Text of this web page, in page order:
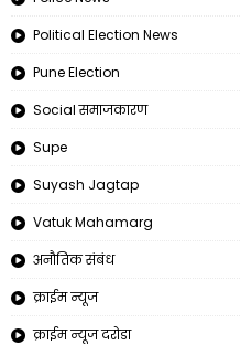
Political Election News
Pune Election
Social समाजकारण
Supe
Suyash Jagtap
Vatuk Mahamarg
अनौतिक संबंध
क्राईम न्यूज
क्राईम न्यूज दरोडा